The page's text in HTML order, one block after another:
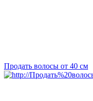
Продать волосы от 40 см